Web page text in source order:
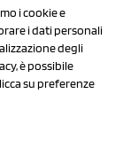
i.v.
i cookie e
i dati personali
degli
è possibile
su preferenze